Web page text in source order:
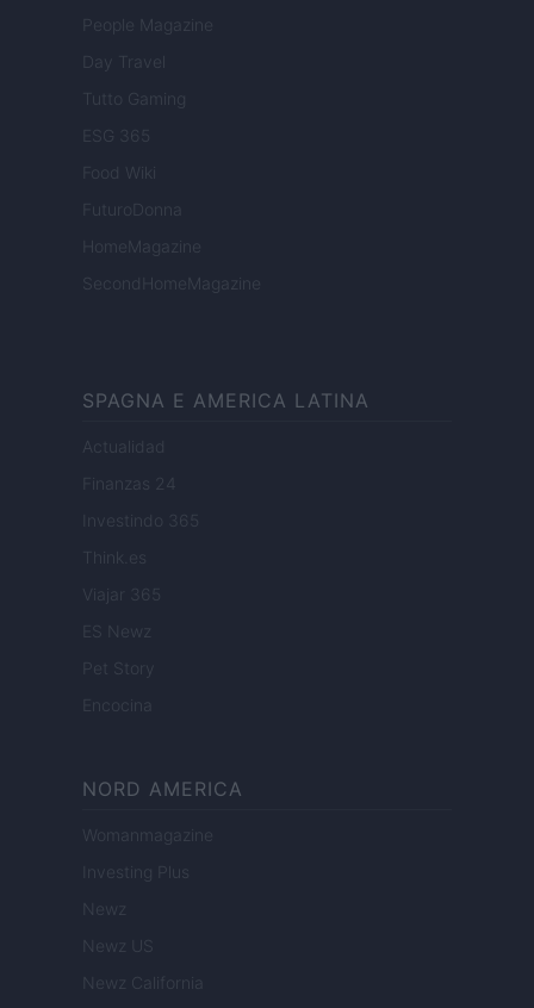
People Magazine
Day Travel
Tutto Gaming
ESG 365
Food Wiki
FuturoDonna
HomeMagazine
SecondHomeMagazine
SPAGNA E AMERICA LATINA
Actualidad
Finanzas 24
Investindo 365
Think.es
Viajar 365
ES Newz
Pet Story
Encocina
NORD AMERICA
Womanmagazine
Investing Plus
Newz
Newz US
Newz California